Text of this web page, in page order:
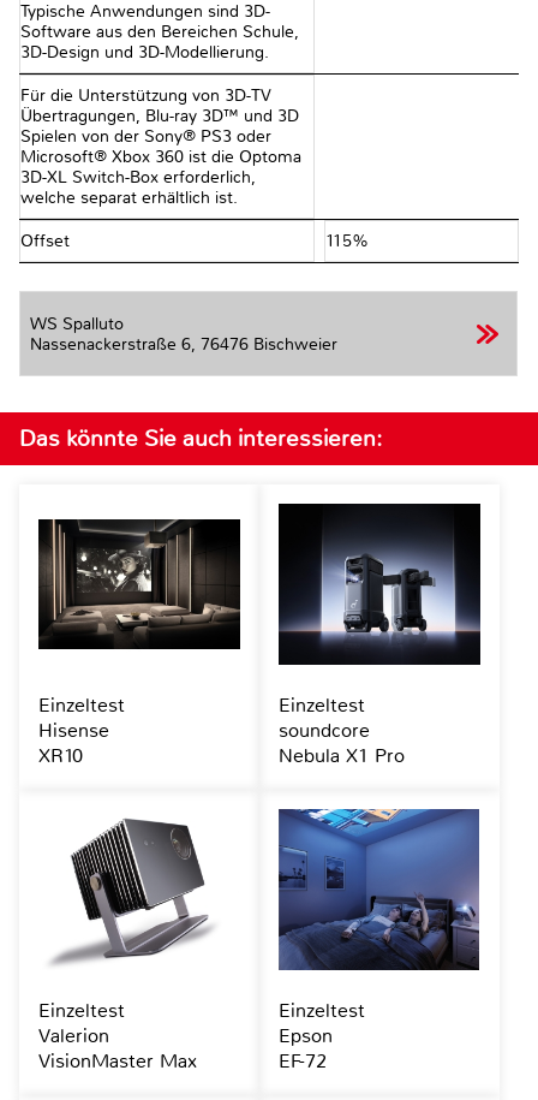
Typische Anwendungen sind 3D-
Software aus den Bereichen Schule,
3D-Design und 3D-Modellierung.
Für die Unterstützung von 3D-TV
Übertragungen, Blu-ray 3D™ und 3D
Spielen von der Sony® PS3 oder
Microsoft® Xbox 360 ist die Optoma
3D-XL Switch-Box erforderlich,
welche separat erhältlich ist.
Offset 115%
WS Spalluto
Nassenackerstraße 6, 76476 Bischweier
Das könnte Sie auch interessieren:
Einzeltest
Hisense
XR10
Einzeltest
soundcore
Nebula X1 Pro
Einzeltest
Valerion
VisionMaster Max
Einzeltest
Epson
EF-72